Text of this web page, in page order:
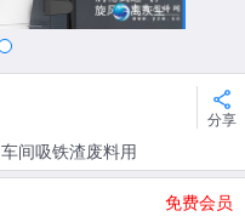
分享
间吸铁渣废料用
免费会员